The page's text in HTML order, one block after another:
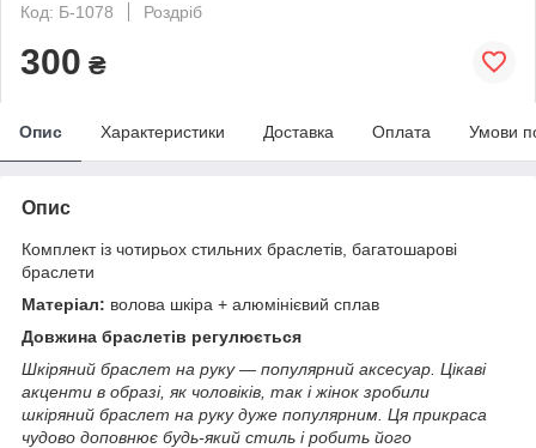
Код: Б-1078
Роздріб
300 ₴
Опис Характеристики Доставка Оплата Умови
Опис
Комплект із чотирьох стильних браслетів, багатошарові
браслети
Матеріал: волова шкіра + алюмінієвий сплав
Довжина браслетів регулюється
Шкіряний браслет на руку — популярний аксесуар. Цікаві
акценти в образі, як чоловіків, так і жінок зробили
шкіряний браслет на руку дуже популярним. Ця прикраса
чудово доповнює будь-який стиль і робить його